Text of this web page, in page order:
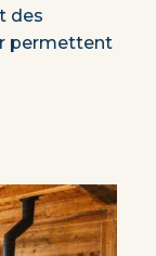
des
permettent